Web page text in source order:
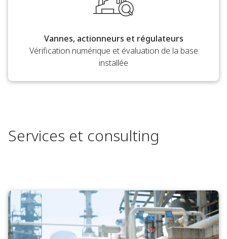
Vannes, actionneurs et régulateurs
Vérification numérique et évaluation de la base
installée
Services et consulting